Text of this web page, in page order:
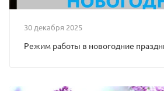
30 декабря 2025
Режим работы в новогодние